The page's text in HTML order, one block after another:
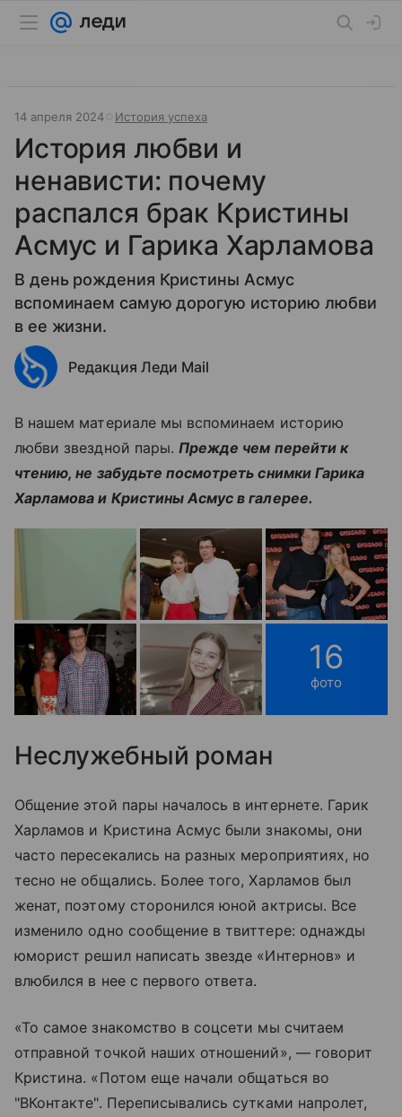
14 апреля 2024 История успеха
История любви и
ненависти: почему
распался брак Кристины
Асмус и Гарика Харламова
В день рождения Кристины Асмус
вспоминаем самую дорогую историю любви
в ее жизни.
Редакция Леди Mail
В нашем материале мы вспоминаем историю
любви звездной пары.Прежде чем перейти к
чтению, не забудьте посмотреть снимки Гарика
Харламова и Кристины Асмус в галерее.
16
фото
Неслужебный роман
Общение этой пары началось в интернете. Гарик
Харламов и Кристина Асмус были знакомы, они
часто пересекались на разных мероприятиях, но
тесно не общались. Более того, Харламов был
женат, поэтому сторонился юной актрисы. Все
изменило одно сообщение в твиттере: однажды
юморист решил написать звезде «Интернов» и
влюбился в нее с первого ответа.
«То самое знакомство в соцсети мы считаем
отправной точкой наших отношений», — говорит
Кристина. «Потом еще начали общаться во
"ВКонтакте". Переписывались сутками напролет,